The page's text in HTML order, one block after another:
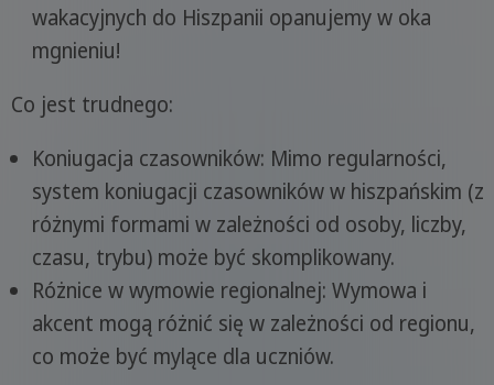
wakacyjnych do Hiszpanii opanujemy w oka
mgnieniu!
Co jest trudnego:
Koniugacja czasowników: Mimo regularności,
system koniugacji czasowników w hiszpańskim (z
różnymi formami w zależności od osoby, liczby,
czasu, trybu) może być skomplikowany.
Różnice w wymowie regionalnej: Wymowa i
akcent mogą różnić się w zależności od regionu,
co może być mylące dla uczniów.